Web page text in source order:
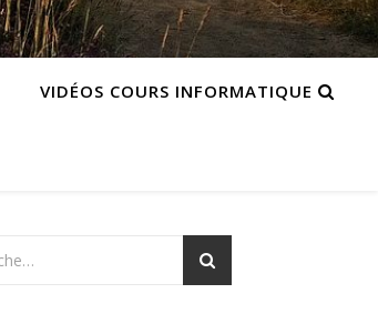
VIDÉOS COURS INFORMATIQUE